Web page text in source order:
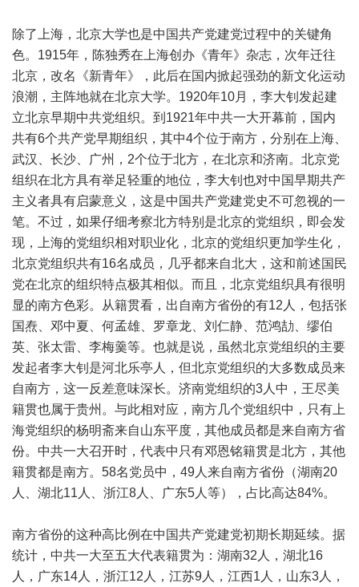
除了上海，北京大学也是中国共产党建党过程中的关键角
色。1915年，陈独秀在上海创办《青年》杂志，次年迁往
北京，改名《新青年》，此后在国内掀起强劲的新文化运动
浪潮，主阵地就在北京大学。1920年10月，李大钊发起建
立北京早期中共党组织。到1921年中共一大开幕前，国内
共有6个共产党早期组织，其中4个位于南方，分别在上海、
武汉、长沙、广州，2个位于北方，在北京和济南。北京党
组织在北方具有举足轻重的地位，李大钊也对中国早期共产
主义者具有启蒙意义，这是中国共产党建党史不可忽视的一
笔。不过，如果仔细考察北方特别是北京的党组织，即会发
现，上海的党组织相对职业化，北京的党组织更加学生化，
北京党组织共有16名成员，几乎都来自北大，这和前述国民
党在北京的组织特点极其相似。而且，北京党组织具有很明
显的南方色彩。从籍贯看，出自南方省份的有12人，包括张
国焘、邓中夏、何孟雄、罗章龙、刘仁静、范鸿劼、缪伯
英、张太雷、李梅羹等。也就是说，虽然北京党组织的主要
发起者李大钊是河北乐亭人，但北京党组织的大多数成员来
自南方，这一反差意味深长。济南党组织的3人中，王尽美
籍贯也属于贵州。与此相对应，南方几个党组织中，只有上
海党组织的杨明斋来自山东平度，其他成员都是来自南方省
份。中共一大召开时，代表中只有邓恩铭籍贯是北方，其他
籍贯都是南方。58名党员中，49人来自南方省份（湖南20
人、湖北11人、浙江8人、广东5人等），占比高达84%。
南方省份的这种高比例在中国共产党建党初期长期延续。据
统计，中共一大至五大代表籍贯为：湖南32人，湖北16
人，广东14人，浙江12人，江苏9人，江西1人，山东3人，